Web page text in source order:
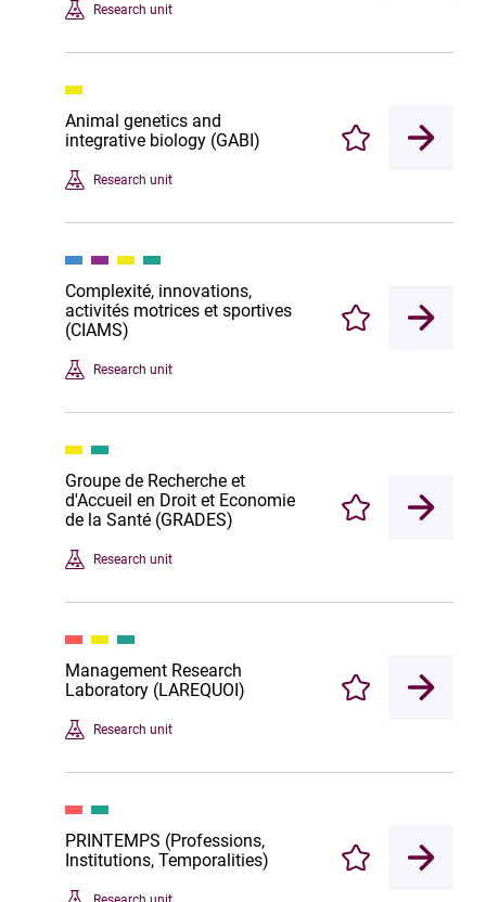
Research unit
Animal genetics and
integrative biology (GABI)
Research unit
Enregistrer
Complexité, innovations,
activités motrices et sportives
(CIAMS)
Research unit
Enregistrer
Groupe de Recherche et
d'Accueil en Droit et Economie
de la Santé (GRADES)
Research unit
Enregistrer
Management Research
Laboratory (LAREQUOI)
Research unit
Enregistrer
PRINTEMPS (Professions,
Institutions, Temporalities)
Enregistrer